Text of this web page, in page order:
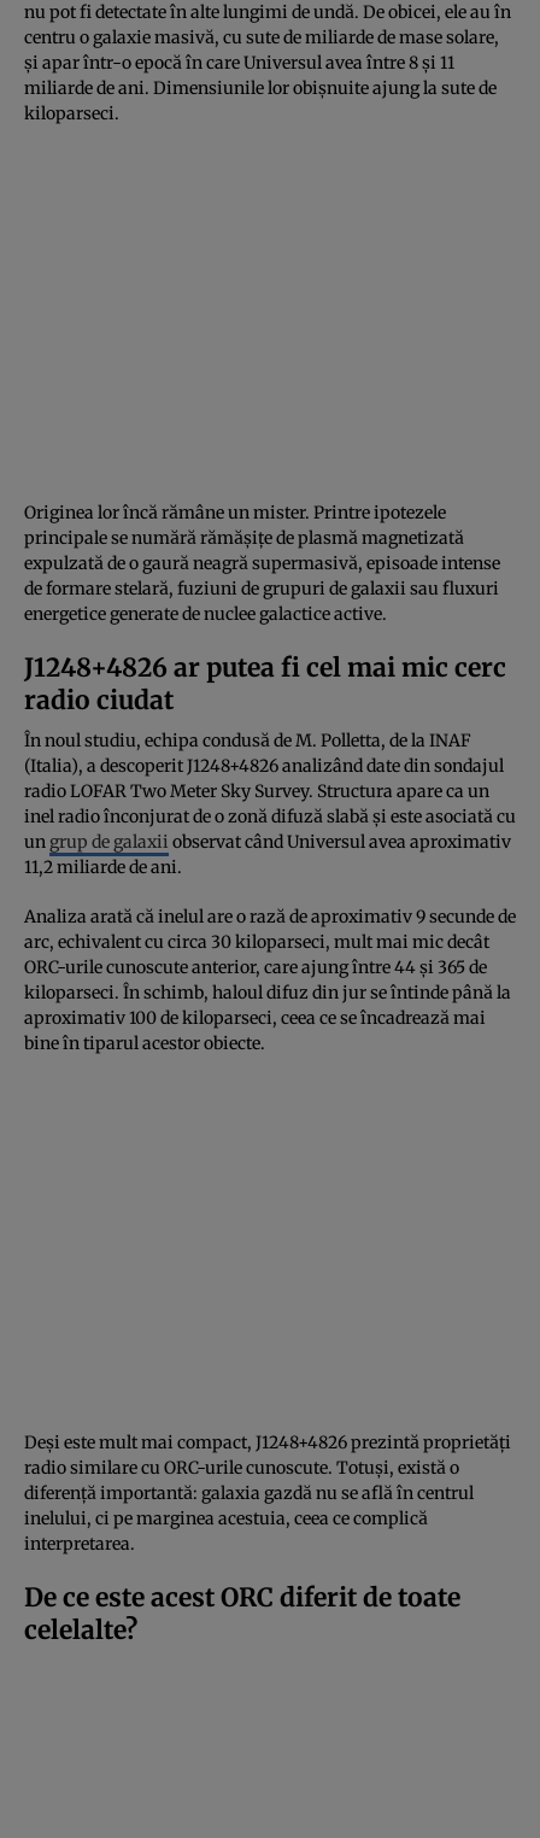
nu pot fi detectate în alte lungimi de undă. De obicei, ele au în
centru o galaxie masivă, cu sute de miliarde de mase solare,
și apar într-o epocă în care Universul avea între 8 și 11
miliarde de ani. Dimensiunile lor obișnuite ajung la sute de
kiloparseci.
Originea lor încă rămâne un mister. Printre ipotezele
principale se numără rămășițe de plasmă magnetizată
expulzată de o gaură neagră supermasivă, episoade intense
de formare stelară, fuziuni de grupuri de galaxii sau fluxuri
energetice generate de nuclee galactice active.
J1248+4826 ar putea fi cel mai mic cerc
radio ciudat
În noul studiu, echipa condusă de M. Polletta, de la INAF
(Italia), a descoperit J1248+4826 analizând date din sondajul
radio LOFAR Two Meter Sky Survey. Structura apare ca un
inel radio înconjurat de o zonă difuză slabă și este asociată cu
un grup de galaxii observat când Universul avea aproximativ
11,2 miliarde de ani.
Analiza arată că inelul are o rază de aproximativ 9 secunde de
arc, echivalent cu circa 30 kiloparseci, mult mai mic decât
ORC-urile cunoscute anterior, care ajung între 44 și 365 de
kiloparseci. În schimb, haloul difuz din jur se întinde până la
aproximativ 100 de kiloparseci, ceea ce se încadrează mai
bine în tiparul acestor obiecte.
Deși este mult mai compact, J1248+4826 prezintă proprietăți
radio similare cu ORC-urile cunoscute. Totuși, există o
diferență importantă: galaxia gazdă nu se află în centrul
inelului, ci pe marginea acestuia, ceea ce complică
interpretarea.
De ce este acest ORC diferit de toate
celelalte?